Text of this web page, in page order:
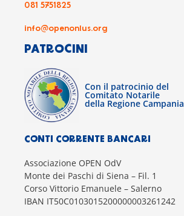
081 5751825
info@openonlus.org
PATROCINI
Con il patrocinio del
Comitato Notarile
della Regione Campania
CONTI CORRENTE BANCARI
Associazione OPEN OdV
Monte dei Paschi di Siena – Fil. 1
Corso Vittorio Emanuele – Salerno
IBAN IT50C0103015200000003261242